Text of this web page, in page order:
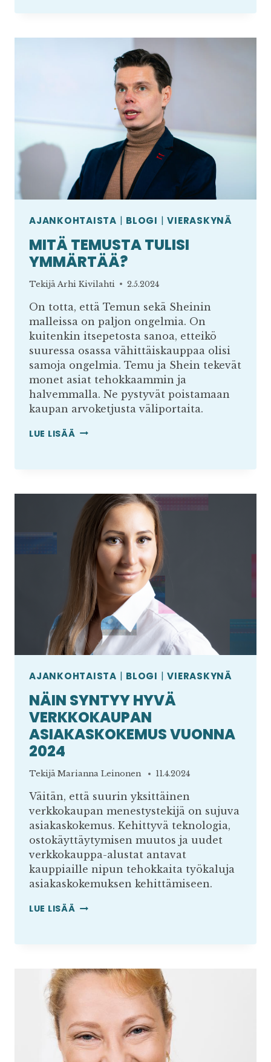
VERKKOKAUPPOJEN
AJANKOHTAISTA | BLOGI |VIERASKYNÄ
MITÄ TEMUSTA TULISI
YMMÄRTÄÄ?
Tekijä Arhi Kivilahti 2.5.2024
On totta, että Temun sekä Sheinin
malleissa on paljon ongelmia. On
kuitenkin itsepetosta sanoa, etteikö
suuressa osassa vähittäiskauppaa olisi
samoja ongelmia. Temu ja Shein tekevät
monet asiat tehokkaammin ja
halvemmalla. Ne pystyvät poistamaan
kaupan arvoketjusta väliportaita.
LUE LISÄÄ MITÄ
AJANKOHTAISTA | BLOGI |VIERASKYNÄ
NÄIN SYNTYY HYVÄ
VERKKOKAUPAN
ASIAKASKOKEMUS VUONNA
2024
Tekijä Marianna Leinonen 11.4.2024
Väitän, että suurin yksittäinen
verkkokaupan menestystekijä on sujuva
asiakaskokemus. Kehittyvä teknologia,
ostokäyttäytymisen muutos ja uudet
verkkokauppa-alustat antavat
kauppiaille nipun tehokkaita työkaluja
asiakaskokemuksen kehittämiseen.
LUE LISÄÄ NÄIN
VUONNA
2024